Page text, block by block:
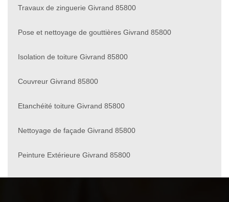
Travaux de zinguerie Givrand 85800
Pose et nettoyage de gouttières Givrand 85800
Isolation de toiture Givrand 85800
Couvreur Givrand 85800
Etanchéité toiture Givrand 85800
Nettoyage de façade Givrand 85800
Peinture Extérieure Givrand 85800